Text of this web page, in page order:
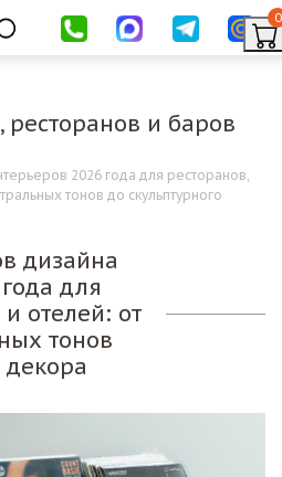
0
и баров
2026 года для ресторанов,
тонов до скульптурного
дизайна
для
отелей: от
тонов
декора